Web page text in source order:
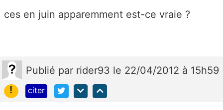
ces en juin apparemment est-ce vraie ?
Publié par rider93 le 22/04/2012 à 15h59
!
citer